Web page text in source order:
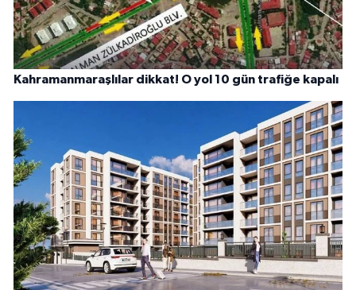
Kahramanmaraşlılar dikkat! O yol 10 gün trafiğe kapalı